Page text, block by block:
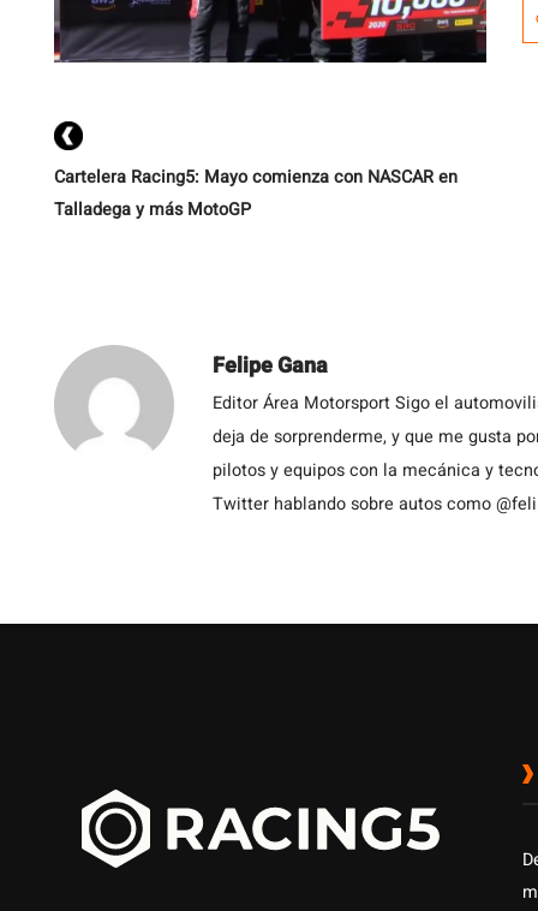
Cartelera Racing5: Mayo comienza con NASCAR en
Talladega y más MotoGP
Felipe Gana
Editor Área Motorsport Sigo el
deja de sorprenderme, y que me gusta
pilotos y equipos con la mecánica y
Twitter hablando sobre autos como